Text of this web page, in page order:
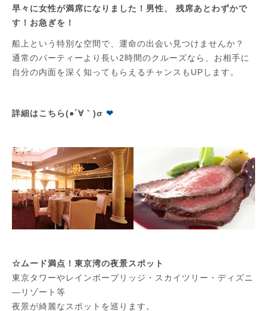
早々に女性が満席になりました！男性、 残席あとわずかで
す！お急ぎを！
船上という特別な空間で、運命の出会い見つけませんか？
通常のパーティーより長い2時間のクルーズなら、お相手に
自分の内面を深く知ってもらえるチャンスもUPします。
詳細はこちら(●´∀｀)σ ❤
☆ムード満点！東京湾の夜景スポット
東京タワーやレインボーブリッジ・スカイツリー・ディズニ
―リゾート等
夜景が綺麗なスポットを巡ります。